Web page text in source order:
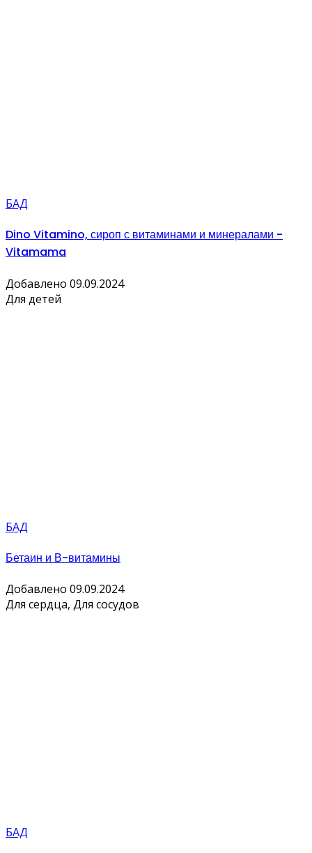
БАД
Dino Vitamino, сироп с витаминами и минералами -
Vitamama
Добавлено 09.09.2024
Для детей
БАД
Бетаин и В-витамины
Добавлено 09.09.2024
Для сердца, Для сосудов
БАД